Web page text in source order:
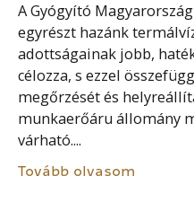
A Gyógyító
egyrészt hazánk
adottságainak jobb,
célozza, s ezzel
megőrzését és
munkaerőáru állomány
várható....
Tovább olvasom